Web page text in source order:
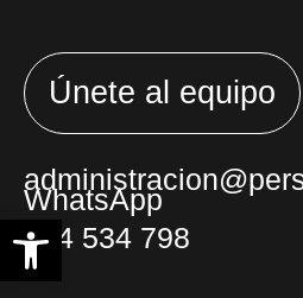
Abrir barra de herramientas
Únete al equipo
WhatsApp
854 534 798